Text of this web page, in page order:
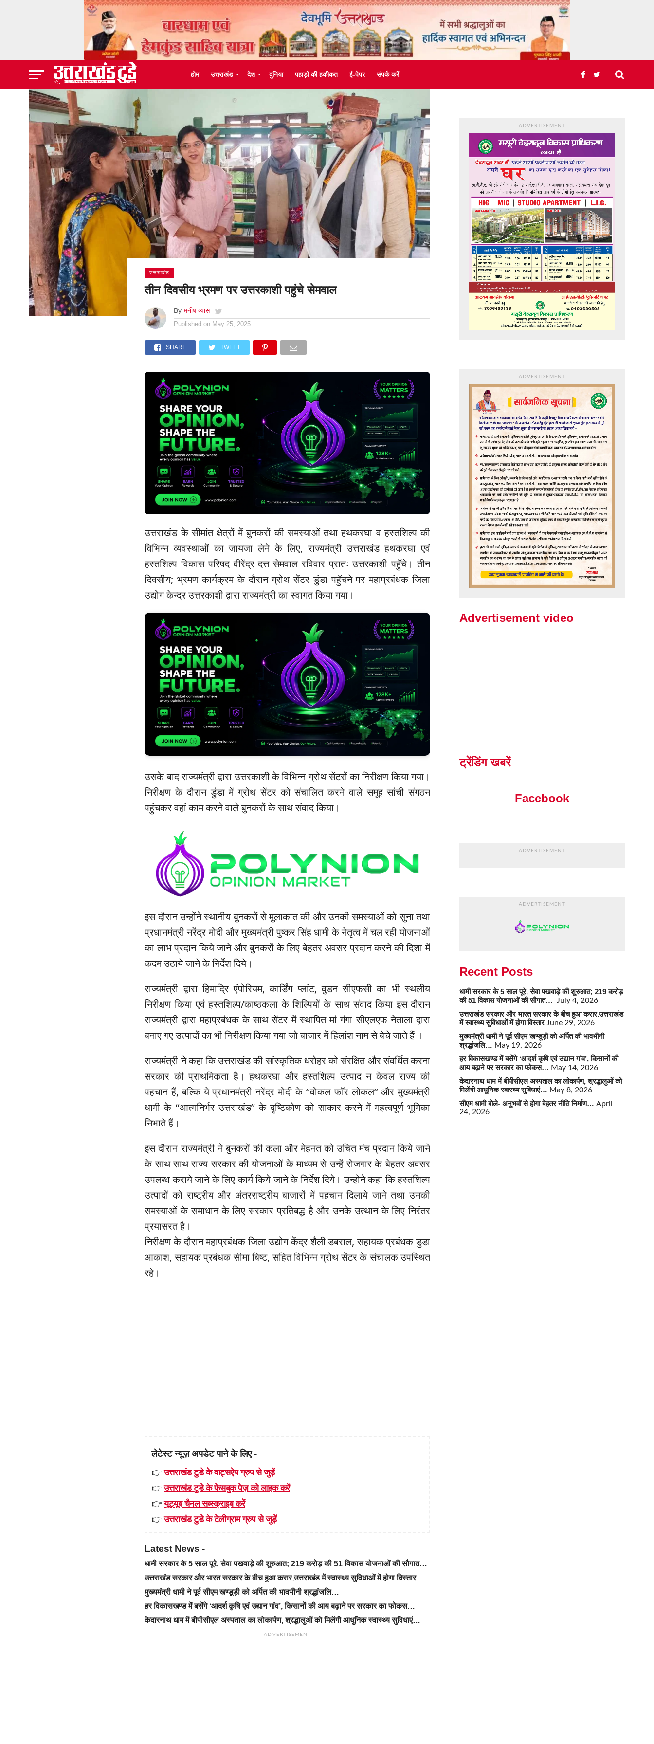
होम उत्तराखंड देश दुनिया पहाड़ों की हकीकत ई-पेपर संपर्क करें
उत्तराखंड
तीन दिवसीय भ्रमण पर उत्तरकाशी पहुंचे सेमवाल
By मनीष व्यास
Published on May 25, 2025
SHARE TWEET
उत्तराखंड के सीमांत क्षेत्रों में बुनकरों की समस्याओं तथा हथकरघा व हस्तशिल्प की
विभिन्न व्यवस्थाओं का जायजा लेने के लिए, राज्यमंत्री उत्तराखंड हथकरघा एवं
हस्तशिल्प विकास परिषद वीरेंद्र दत्त सेमवाल रविवार प्रातः उत्तरकाशी पहुॅंचे। तीन
दिवसीय; भ्रमण कार्यक्रम के दौरान ग्रोथ सेंटर डुंडा पहुॅचने पर महाप्रबंधक जिला
उद्योग केन्द्र उत्तरकाशी द्वारा राज्यमंत्री का स्वागत किया गया।
उसके बाद राज्यमंत्री द्वारा उत्तरकाशी के विभिन्न ग्रोथ सेंटरों का निरीक्षण किया गया।
निरीक्षण के दौरान डुंडा में ग्रोथ सेंटर को संचालित करने वाले समूह सांची संगठन
पहुंचकर वहां काम करने वाले बुनकरों के साथ संवाद किया।
इस दौरान उन्होंने स्थानीय बुनकरों से मुलाकात की और उनकी समस्याओं को सुना तथा
प्रधानमंत्री नरेंद्र मोदी और मुख्यमंत्री पुष्कर सिंह धामी के नेतृत्व में चल रही योजनाओं
का लाभ प्रदान किये जाने और बुनकरों के लिए बेहतर अवसर प्रदान करने की दिशा में
कदम उठाये जाने के निर्देश दिये।
राज्यमंत्री द्वारा हिमाद्रि एंपोरियम, कार्डिंग प्लांट, वुडन सीएफसी का भी स्थलीय
निरीक्षण किया एवं हस्तशिल्प/काष्ठकला के शिल्पियों के साथ संवाद किया इस दौरान
राज्यमंत्री द्वारा महाप्रबंधक के साथ सेंटर में स्थापित मां गंगा सीएलएफ नेताला द्वारा
बनाए गए उत्पादों का भी निरीक्षण किया गया जो बाजार में हिलांश नाम से बेचे जाते हैं ।
राज्यमंत्री ने कहा कि उत्तराखंड की सांस्कृतिक धरोहर को संरक्षित और संवर्धित करना
सरकार की प्राथमिकता है। हथकरघा और हस्तशिल्प उत्पाद न केवल राज्य की
पहचान हैं, बल्कि ये प्रधानमंत्री नरेंद्र मोदी के ‘‘वोकल फॉर लोकल‘‘ और मुख्यमंत्री
धामी के ‘‘आत्मनिर्भर उत्तराखंड’’ के दृष्टिकोण को साकार करने में महत्वपूर्ण भूमिका
निभाते हैं।
इस दौरान राज्यमंत्री ने बुनकरों की कला और मेहनत को उचित मंच प्रदान किये जाने
के साथ साथ राज्य सरकार की योजनाओं के माध्यम से उन्हें रोजगार के बेहतर अवसर
उपलब्ध कराये जाने के लिए कार्य किये जाने के निर्देश दिये। उन्होने कहा कि हस्तशिल्प
उत्पादों को राष्ट्रीय और अंतरराष्ट्रीय बाजारों में पहचान दिलाये जाने तथा उनकी
समस्याओं के समाधान के लिए सरकार प्रतिबद्ध है और उनके उत्थान के लिए निरंतर
प्रयासरत है।
निरीक्षण के दौरान महाप्रबंधक जिला उद्योग केंद्र शैली डबराल, सहायक प्रबंधक डुडा
आकाश, सहायक प्रबंधक सीमा बिष्ट, सहित विभिन्न ग्रोथ सेंटर के संचालक उपस्थित
रहे।
लेटेस्ट न्यूज़ अपडेट पाने के लिए -
👉उत्तराखंड टुडे के वाट्सऐप ग्रुप से जुड़ें
👉उत्तराखंड टुडे के फेसबुक पेज़ को लाइक करें
👉यूट्यूब चैनल सब्स्क्राइब करें
👉उत्तराखंड टुडे के टेलीग्राम ग्रुप से जुड़ें
Latest News -
धामी सरकार के 5 साल पूरे, सेवा पखवाड़े की शुरुआत; 219 करोड़ की 51 विकास योजनाओं की सौगात…
उत्तराखंड सरकार और भारत सरकार के बीच हुआ करार,उत्तराखंड में स्वास्थ्य सुविधाओं में होगा विस्तार
मुख्यमंत्री धामी ने पूर्व सीएम खण्डूड़ी को अर्पित की भावभीनी श्रद्धांजलि…
हर विकासखण्ड में बसेंगे ‘आदर्श कृषि एवं उद्यान गांव’, किसानों की आय बढ़ाने पर सरकार का फोकस…
केदारनाथ धाम में बीपीसीएल अस्पताल का लोकार्पण, श्रद्धालुओं को मिलेंगी आधुनिक स्वास्थ्य सुविधाएं…
ADVERTISEMENT
ADVERTISEMENT
ADVERTISEMENT
Advertisement video
ट्रेंडिंग खबरें
Facebook
ADVERTISEMENT
ADVERTISEMENT
Recent Posts
धामी सरकार के 5 साल पूरे, सेवा पखवाड़े की शुरुआत; 219 करोड़
की 51 विकास योजनाओं की सौगात… July 4, 2026
उत्तराखंड सरकार और भारत सरकार के बीच हुआ करार,उत्तराखंड
में स्वास्थ्य सुविधाओं में होगा विस्तार June 29, 2026
मुख्यमंत्री धामी ने पूर्व सीएम खण्डूड़ी को अर्पित की भावभीनी
श्रद्धांजलि… May 19, 2026
हर विकासखण्ड में बसेंगे ‘आदर्श कृषि एवं उद्यान गांव’, किसानों की
आय बढ़ाने पर सरकार का फोकस… May 14, 2026
केदारनाथ धाम में बीपीसीएल अस्पताल का लोकार्पण, श्रद्धालुओं को
मिलेंगी आधुनिक स्वास्थ्य सुविधाएं… May 8, 2026
सीएम धामी बोले- अनुभवों से होगा बेहतर नीति निर्माण… April
24, 2026